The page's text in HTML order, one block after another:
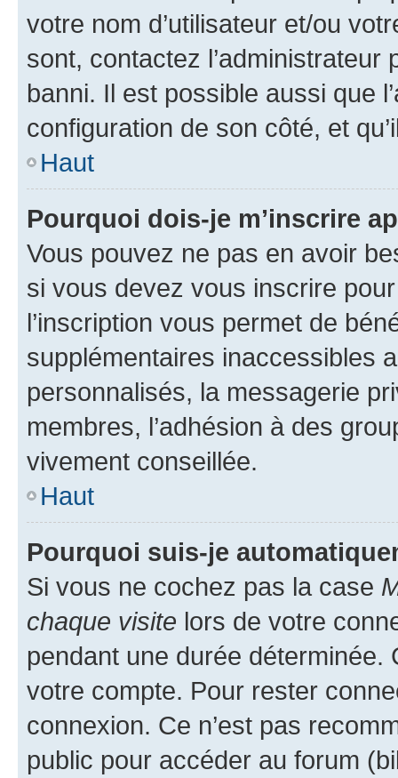
votre nom d’utilisateur et/ou
sont, contactez l’administrateur
banni. Il est possible aussi que
configuration de son côté, et
Haut
Pourquoi dois-je m’inscrire
Vous pouvez ne pas en avoir
si vous devez vous inscrire
l’inscription vous permet de
supplémentaires inaccessibles
personnalisés, la messagerie
membres, l’adhésion à des
vivement conseillée.
Haut
Pourquoi suis-je
Si vous ne cochez pas la case
chaque visite lors de votre
pendant une durée déterminée.
votre compte. Pour rester
connexion. Ce n’est pas
public pour accéder au forum